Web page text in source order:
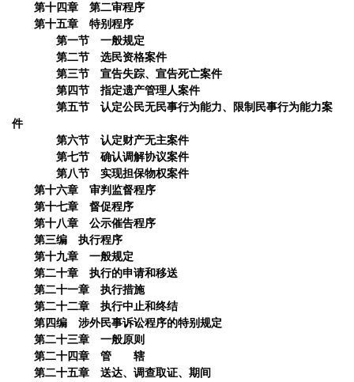
第十四章 第二审程序
第十五章 特别程序
第一节 一般规定
第二节 选民资格案件
第三节 宣告失踪、宣告死亡案件
第四节 指定遗产管理人案件
第五节 认定公民无民事行为能力、限制民事行为能力案
件
第六节 认定财产无主案件
第七节 确认调解协议案件
第八节 实现担保物权案件
第十六章 审判监督程序
第十七章 督促程序
第十八章 公示催告程序
第三编 执行程序
第十九章 一般规定
第二十章 执行的申请和移送
第二十一章 执行措施
第二十二章 执行中止和终结
第四编 涉外民事诉讼程序的特别规定
第二十三章 一般原则
第二十四章 管 辖
第二十五章 送达、调查取证、期间